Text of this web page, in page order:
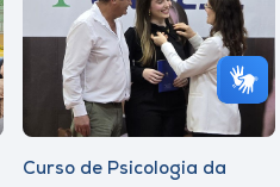
Curso de Psicologia da